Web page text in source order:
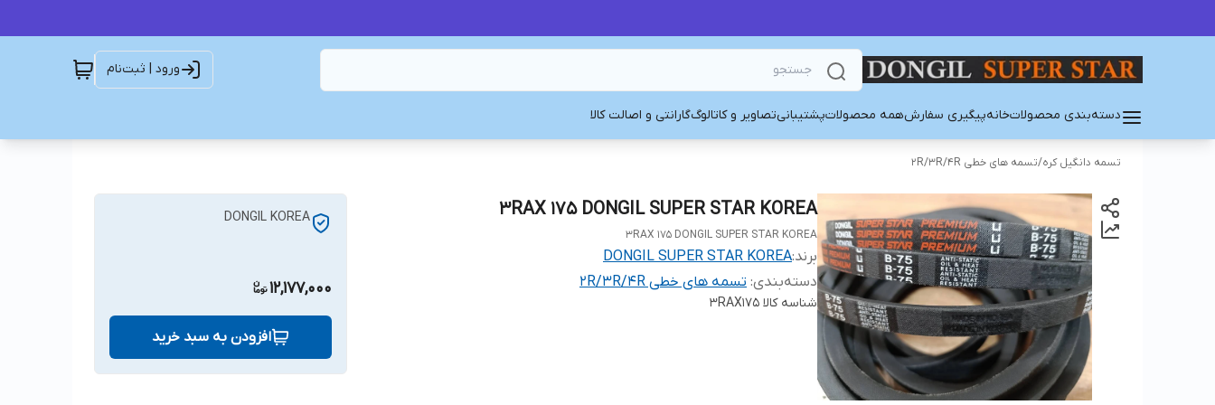
ورود | ثبت‌نام
دسته‌بندی محصولاتخانهپیگیری سفارشهمه محصولاتپشتیبانیتصاویر و کاتالوگگارانتی و اصالت کالا
تسمه دانگیل کره/تسمه های خطی 2R/3R/4R
3RAX 175 DONGIL SUPER STAR KOREA
3RAX 175 DONGIL SUPER STAR KOREA
برند:DONGIL SUPER STAR KOREA
دسته‌بندی: تسمه های خطی 2R/3R/4R
شناسه کالا 3RAX175
DONGIL KOREA
12,177,000
افزودن به سبد خرید